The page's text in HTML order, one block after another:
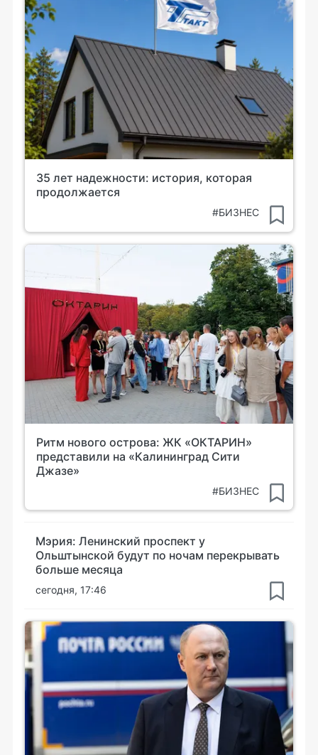
35 лет надежности: история, которая
продолжается
#БИЗНЕС
Ритм нового острова: ЖК «ОКТАРИН»
представили на «Калининград Сити
Джазе»
#БИЗНЕС
Мэрия: Ленинский проспект у
Ольштынской будут по ночам перекрывать
больше месяца
сегодня, 17:46